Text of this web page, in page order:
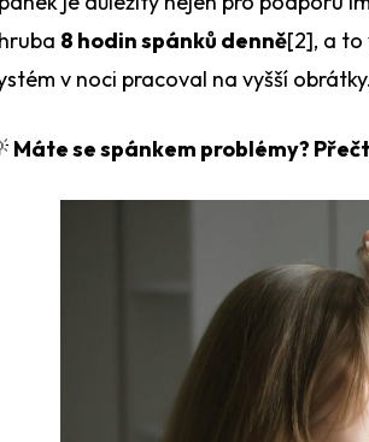
8 hodin spánků denně[2], a
v noci pracoval na vyšší
Máte se spánkem problémy?